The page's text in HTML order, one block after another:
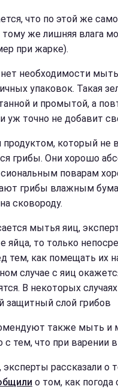
что по этой же
тому же лишняя влага
при жарке).
необходимости
упаковок. Такая
и промытой, а
уж точно не добавит
который не
грибы. Они хорошо
поварам
грибы влажным
сковороду.
мытья яиц,
яйца, то только
тем, как помещать их
случае с яиц
В некоторых
защитный слой грибов
также мыть и
с тем, что при варении
эксперты рассказали о
о том, как погода